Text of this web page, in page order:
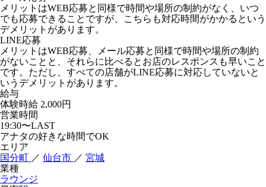
メリットはWEB応募と同様で時間や場所の制約がなく、いつ
でも応募できることですが、こちらも対応時間がかかるという
デメリットがあります。
LINE応募
メリットはWEB応募、メール応募と同様で時間や場所の制約
がないことと、それらに比べるとお店のレスポンスも早いこと
です。ただし、すべての店舗がLINE応募に対応していないと
いうデメリットがあります。
給与
体験時給 2,000円
営業時間
19:30〜LAST
アナタの好きな時間でOK
エリア
国分町 ／ 仙台市 ／ 宮城
業種
ラウンジ